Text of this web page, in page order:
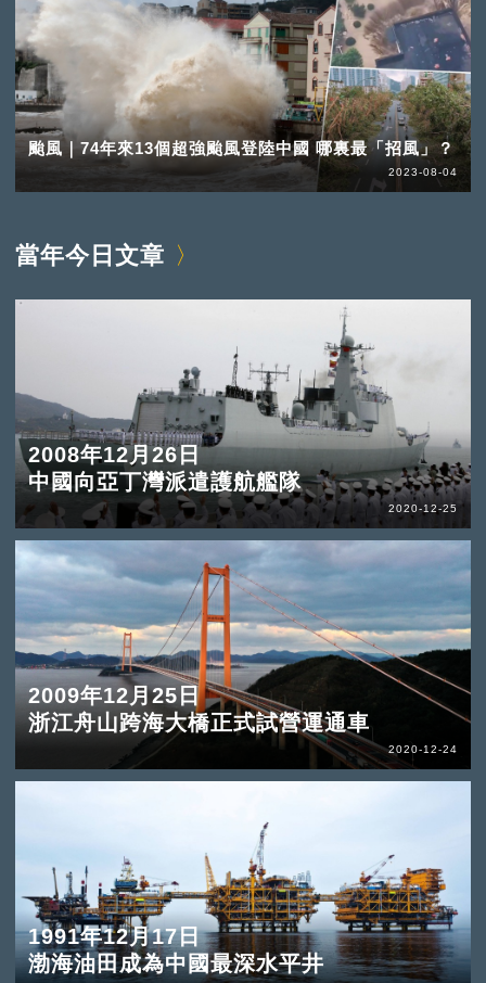
颱風｜74年來13個超強颱風登陸中國 哪裏最「招風」？
2023-08-04
當年今日文章
2008年12月26日
中國向亞丁灣派遣護航艦隊
2020-12-25
2009年12月25日
浙江舟山跨海大橋正式試營運通車
2020-12-24
1991年12月17日
渤海油田成為中國最深水平井